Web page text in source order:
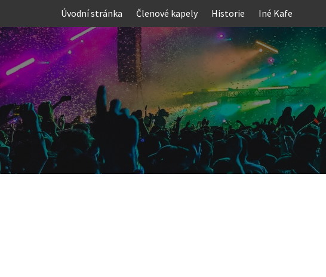
content
Úvodní stránka Členové kapely Historie Iné Kafe